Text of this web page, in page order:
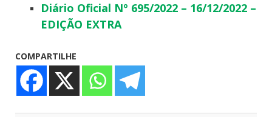
Diário Oficial Nº 695/2022 – 16/12/2022 –
EDIÇÃO EXTRA
COMPARTILHE